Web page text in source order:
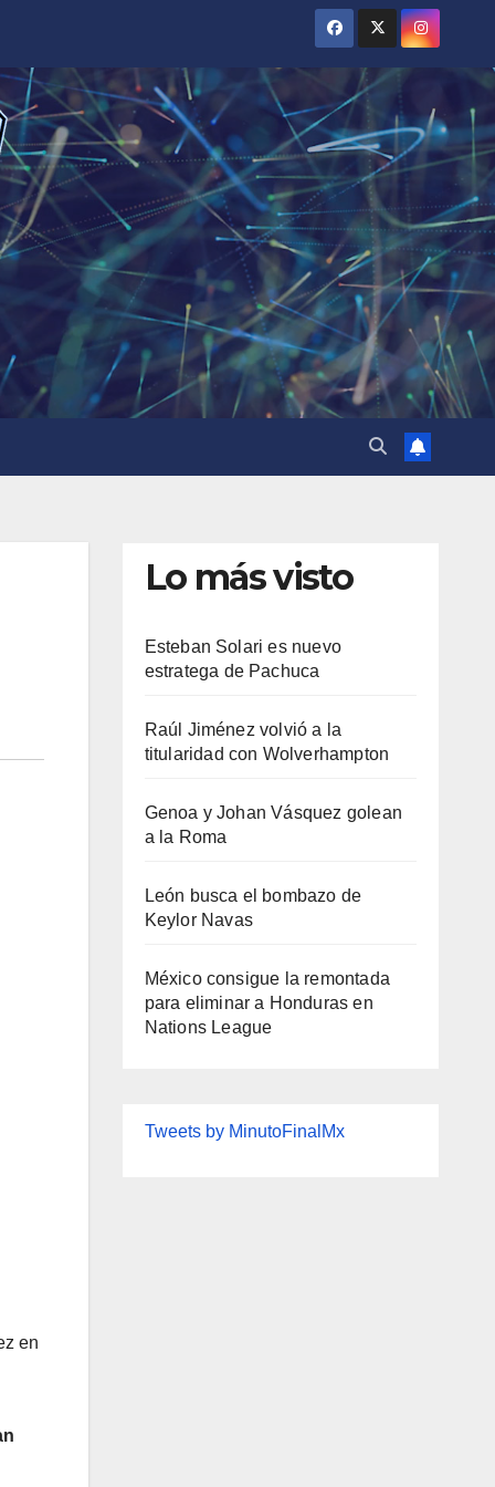
en
Lo más visto
Esteban Solari es nuevo
estratega de Pachuca
Raúl Jiménez volvió a la
titularidad con Wolverhampton
Genoa y Johan Vásquez golean
a la Roma
León busca el bombazo de
Keylor Navas
México consigue la remontada
para eliminar a Honduras en
Nations League
Tweets by MinutoFinalMx